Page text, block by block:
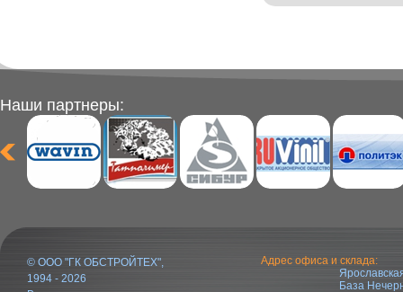
Наши партнеры:
© ООО "ГК ОБСТРОЙТЕХ",
1994 - 2026
Адрес офиса и склада:
База